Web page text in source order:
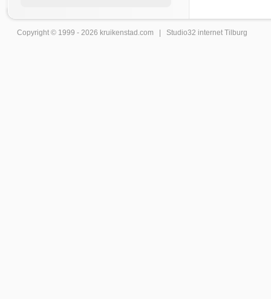
Copyright © 1999 - 2026 kruikenstad .com | Studio32 internet Tilburg